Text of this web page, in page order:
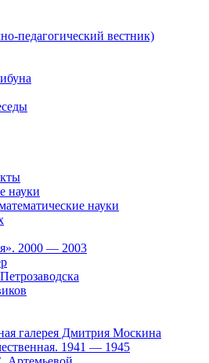
педагогический вестник)
науки
науки
2000 — 2003
галерея Дмитрия Москина
1941 — 1945